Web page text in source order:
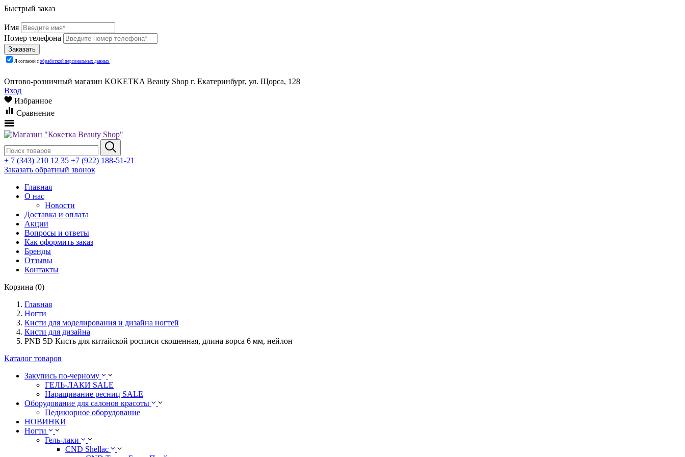
Быстрый заказ
Имя
Номер телефона
Я согласен с обработкой персональных данных
Оптово-розничный магазин KOKETKA Beauty Shop г. Екатеринбург, ул. Щорса, 128
Вход
Избранное
Сравнение
+ 7 (343) 210 12 35 +7 (922) 188-51-21
Заказать обратный звонок
Главная
О нас
Новости
Доставка и оплата
Акции
Вопросы и ответы
Как оформить заказ
Бренды
Отзывы
Контакты
Корзина (0)
Главная
Ногти
Кисти для моделирования и дизайна ногтей
Кисти для дизайна
PNB 5D Кисть для китайской росписи скошенная, длина ворса 6 мм, нейлон
Каталог товаров
Закупись по-черному
ГЕЛЬ-ЛАКИ SALE
Наращивание ресниц SALE
Оборудование для салонов красоты
Педикюрное оборудование
НОВИНКИ
Ногти
Гель-лаки
CND Shellac